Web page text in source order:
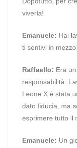
viverla!
Emanuele: Hai
ti sentivi in
Raffaello: Era
responsabilità.
Leone X è stata
dato fiducia, ma
esprimere tutto il
Emanuele: Un